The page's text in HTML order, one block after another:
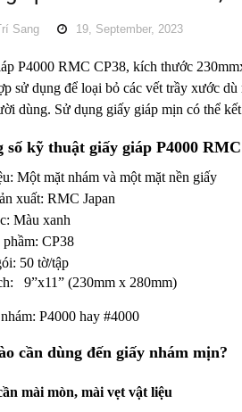
Sang 19, September, 2023
P4000 RMC CP38, kích thước
sử dụng để loại bỏ các vết trầy xước
dùng. Sử dụng giấy giáp mịn có thể
số kỹ thuật giấy giáp P4000
Một mặt nhám và một mặt nền giấy
xuất: RMC Japan
Màu xanh
phầm: CP38
50 tờ/tập
9”x11” (230mm x 280mm)
P4000 hay #4000
cần dùng đến giấy nhám mịn?
mài mòn, mài vẹt vật liệu